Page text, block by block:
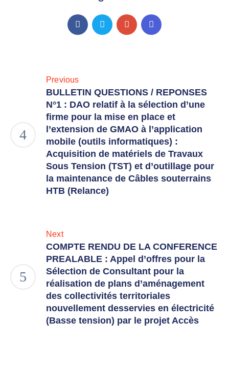
Previous
BULLETIN QUESTIONS / REPONSES
N°1 : DAO relatif à la sélection d’une
firme pour la mise en place et
l’extension de GMAO à l’application
mobile (outils informatiques) :
Acquisition de matériels de Travaux
Sous Tension (TST) et d’outillage pour
la maintenance de Câbles souterrains
HTB (Relance)
Next
COMPTE RENDU DE LA CONFERENCE
PREALABLE : Appel d’offres pour la
Sélection de Consultant pour la
réalisation de plans d’aménagement
des collectivités territoriales
nouvellement desservies en électricité
(Basse tension) par le projet Accès